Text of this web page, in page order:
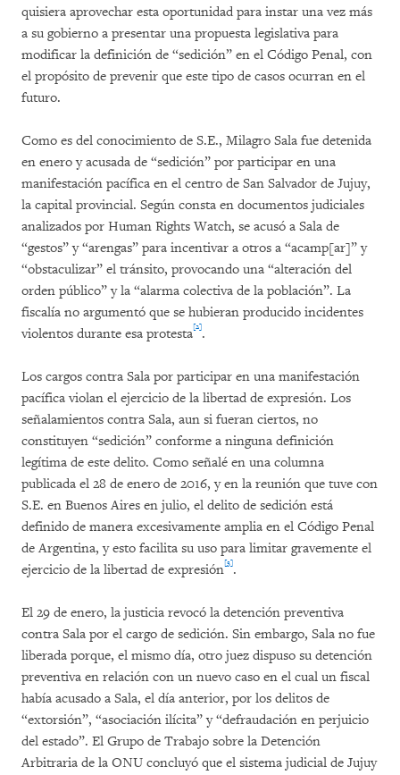
quisiera aprovechar esta oportunidad para instar una vez más
a su gobierno a presentar una propuesta legislativa para
modificar la definición de “sedición” en el Código Penal, con
el propósito de prevenir que este tipo de casos ocurran en el
futuro.
Como es del conocimiento de S.E., Milagro Sala fue detenida
en enero y acusada de “sedición” por participar en una
manifestación pacífica en el centro de San Salvador de Jujuy,
la capital provincial. Según consta en documentos judiciales
analizados por Human Rights Watch, se acusó a Sala de
“gestos” y “arengas” para incentivar a otros a “acamp[ar]” y
“obstaculizar” el tránsito, provocando una “alteración del
orden público” y la “alarma colectiva de la población”. La
fiscalía no argumentó que se hubieran producido incidentes
violentos durante esa protesta[2].
Los cargos contra Sala por participar en una manifestación
pacífica violan el ejercicio de la libertad de expresión. Los
señalamientos contra Sala, aun si fueran ciertos, no
constituyen “sedición” conforme a ninguna definición
legítima de este delito. Como señalé en una columna
publicada el 28 de enero de 2016, y en la reunión que tuve con
S.E. en Buenos Aires en julio, el delito de sedición está
definido de manera excesivamente amplia en el Código Penal
de Argentina, y esto facilita su uso para limitar gravemente el
ejercicio de la libertad de expresión[3].
El 29 de enero, la justicia revocó la detención preventiva
contra Sala por el cargo de sedición. Sin embargo, Sala no fue
liberada porque, el mismo día, otro juez dispuso su detención
preventiva en relación con un nuevo caso en el cual un fiscal
había acusado a Sala, el día anterior, por los delitos de
“extorsión”, “asociación ilícita” y “defraudación en perjuicio
del estado”. El Grupo de Trabajo sobre la Detención
Arbitraria de la ONU concluyó que el sistema judicial de Jujuy